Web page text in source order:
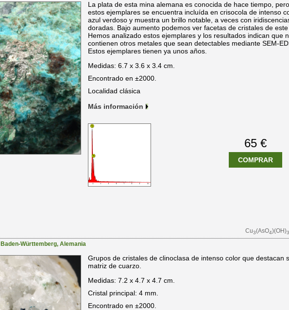
La plata de esta mina alemana es conocida de hace tiempo,
estos ejemplares se encuentra incluída en crisocola de intenso
azul verdoso y muestra un brillo notable, a veces con
doradas. Bajo aumento podemos ver facetas de cristales de
Hemos analizado estos ejemplares y los resultados indican que
contienen otros metales que sean detectables mediante SEM-
Estos ejemplares tienen ya unos años.
Medidas: 6.7 x 3.6 x 3.4 cm.
Encontrado en ±2000.
Localidad clásica
Más información
65 €
COMPRAR
Cu3(AsO4)(OH)3
Baden-Württemberg, Alemania
Grupos de cristales de clinoclasa de intenso color que destacan
matriz de cuarzo.
Medidas: 7.2 x 4.7 x 4.7 cm.
Cristal principal: 4 mm.
Encontrado en ±2000.